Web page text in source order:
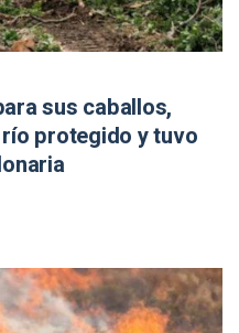
sus caballos,
protegido y tuvo